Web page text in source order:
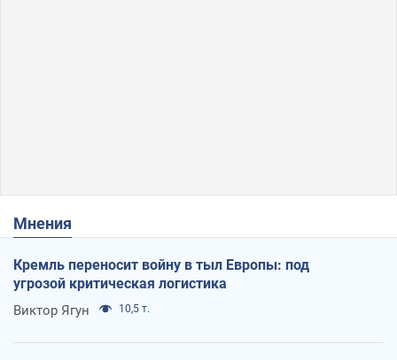
Мнения
Кремль переносит войну в тыл Европы: под
угрозой критическая логистика
Виктор Ягун 10,5 т.